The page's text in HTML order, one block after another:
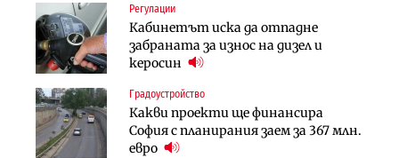
Регулации
Кабинетът иска да отпадне
забраната за износ на дизел и
керосин
Градоустройство
Какви проекти ще финансира
София с планирания заем за 367 млн.
евро
Инфраструктура
АПИ възложи промяната на
парцеларния план за
Търново
Градоустройство
Шест кандидата с интерес към
Инфраструктура
Вторият мост над Варненското
езеро става част от бъдещата
магистрала „Черно море“
Публични финанси
Регионалният министър поема „на
ръчно управление“ общинската
инвестиционна програма